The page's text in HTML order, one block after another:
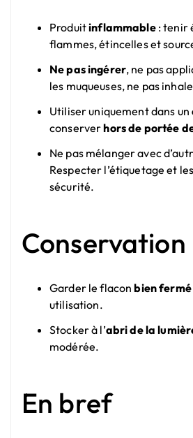
Produitinflammable: tenir
flammes, étincelles et
Ne pas ingérer, ne pas
les muqueuses, ne pas
Utiliser uniquement dans un
conserverhors de portée
Ne pas mélanger avec
Respecter l’étiquetage et
sécurité.
Conservation
Garder le flaconbien fermé
utilisation.
Stocker à l’abri de la
modérée.
En bref